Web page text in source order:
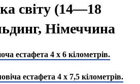
світу (14—18
Німеччина
естафета 4 х 6 кілометрів.
естафета 4 х 7,5 кілометрів.